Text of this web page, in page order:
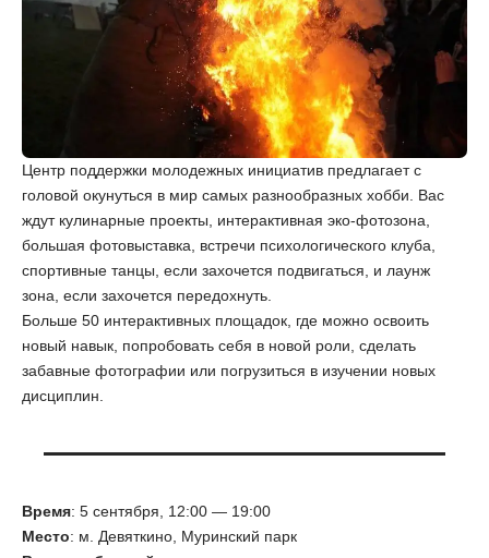
Центр поддержки молодежных инициатив предлагает с
головой окунуться в мир самых разнообразных хобби. Вас
ждут кулинарные проекты, интерактивная эко-фотозона,
большая фотовыставка, встречи психологического клуба,
спортивные танцы, если захочется подвигаться, и лаунж
зона, если захочется передохнуть.
Больше 50 интерактивных площадок, где можно освоить
новый навык, попробовать себя в новой роли, сделать
забавные фотографии или погрузиться в изучении новых
дисциплин.
Время: 5 сентября, 12:00 — 19:00
Место: м. Девяткино, Муринский парк